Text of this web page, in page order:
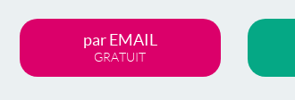
par EMAIL
GRATUIT